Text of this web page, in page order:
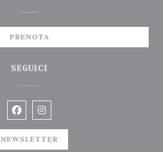
PRENOTA
SEGUICI
Facebook ((apre una nuova
Instagram ((apre una
NEWSLETTER